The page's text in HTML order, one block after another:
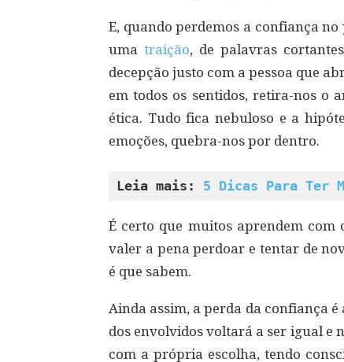
E, quando perdemos a confiança
uma traição, de palavras
decepção justo com a pessoa que
em todos os sentidos, retira-nos o
ética. Tudo fica nebuloso e a
emoções, quebra-nos por dentro.
Leia mais: 5 Dicas Para Ter
É certo que muitos aprendem com
valer a pena perdoar e tentar de
é que sabem.
Ainda assim, a perda da confiança
dos envolvidos voltará a ser igual e
com a própria escolha, tendo